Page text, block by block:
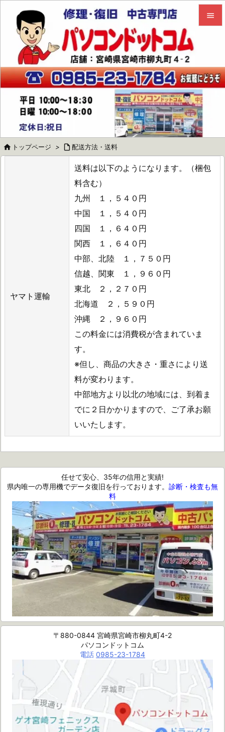

サイド


 トップページ >  配送方法・送料
ヤマト運輸
送料は以下のようになります。（梱包
料含む）
九州 １，５４０円
中国 １，５４０円
四国 １，６４０円
関西 １，６４０円
中部、北陸 １，７５０円
信越、関東 １，９６０円
東北 ２，２７０円
北海道 ２，５９０円
沖縄 ２，９６０円
この料金には消費税が含まれていま
す。
※但し、商品の大きさ・重さにより送
料が変わります。
中部地方より以北の地域には、到着ま
でに２日かかりますので、ご了承お願
いいたします。
任せて安心、35年の信用と実績!
県内唯一の専用機でデータ復旧を行っております。 診断・検査も無
料
〒880-0844 宮崎県宮崎市柳丸町4-2
パソコンドットコム
電話 0985-23-1784